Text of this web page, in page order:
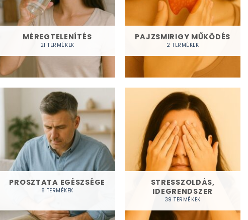
MÉREGTELENÍTÉS
21 TERMÉKEK
PAJZSMIRIGY MŰKÖDÉS
2 TERMÉKEK
PROSZTATA EGÉSZSÉGE
8 TERMÉKEK
STRESSZOLDÁS,
IDEGRENDSZER
39 TERMÉKEK